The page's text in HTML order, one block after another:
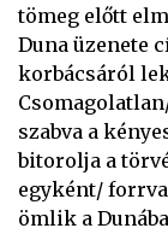
tömeg előtt
Duna üzenete
korbácsáról
szabva a
bitorolja a
egyként/
ömlik a